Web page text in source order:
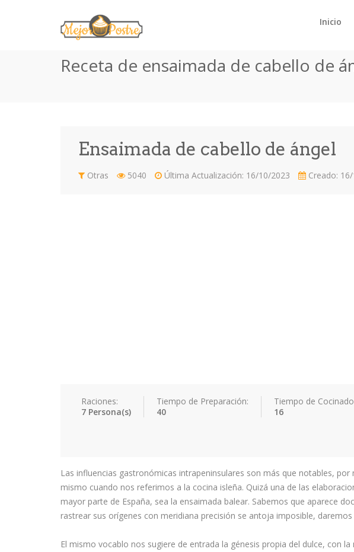
Inicio
Receta de ensaimada de cabello de
Ensaimada de cabello de ángel
Otras 5040 Última Actualización: 16/10/2023 Creado:
Raciones:
7 Persona(s)
Tiempo de Preparación:
40
Tiempo de
16
Las influencias gastronómicas intrapeninsulares son más que notables,
mismo cuando nos referimos a la cocina isleña. Quizá una de las
mayor parte de España, sea la ensaimada balear. Sabemos que aparece
rastrear sus orígenes con meridiana precisión se antoja imposible,
El mismo vocablo nos sugiere de entrada la génesis propia del dulce, con